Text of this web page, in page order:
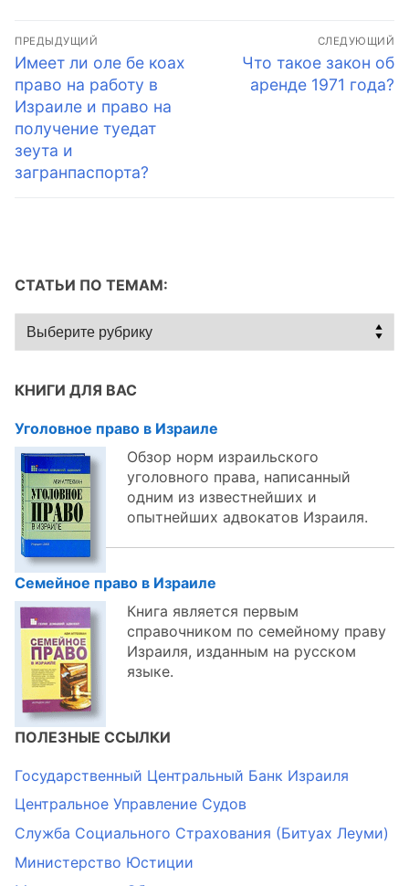
Навигация
по
записям
ПРЕДЫДУЩИЙ
Предыдущая
запись:
Имеет ли оле бе коах
право на работу в
Израиле и право на
получение туедат
зеута и
загранпаспорта?
СЛЕДУЮЩИЙ
Следующая
запись:
Что такое закон об
аренде 1971 года?
СТАТЬИ ПО ТЕМАМ:
Статьи
по
КНИГИ ДЛЯ ВАС
Уголовное право в Израиле
Обзор норм израильского
уголовного права, написанный
одним из известнейших и
опытнейших адвокатов Израиля.
Семейное право в Израиле
Книга является первым
справочником по семейному праву
Израиля, изданным на русском
языке.
ПОЛЕЗНЫЕ ССЫЛКИ
Государственный Центральный Банк Израиля
Центральное Управление Судов
Служба Социального Страхования (Битуах Леуми)
Министерство Юстиции